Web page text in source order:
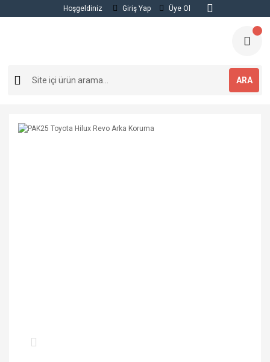
Hoşgeldiniz Giriş Yap Üye Ol
ARA